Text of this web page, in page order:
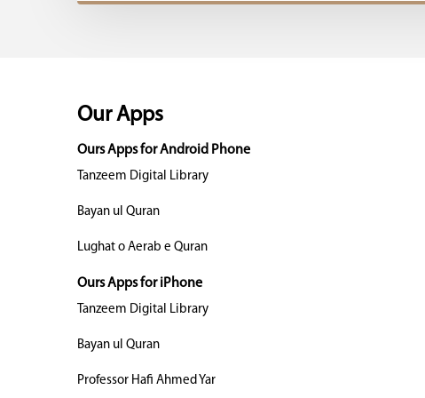
Our Apps
Ours Apps for Android Phone
Tanzeem Digital Library
Bayan ul Quran
Lughat o Aerab e Quran
Ours Apps for iPhone
Tanzeem Digital Library
Bayan ul Quran
Professor Hafi Ahmed Yar